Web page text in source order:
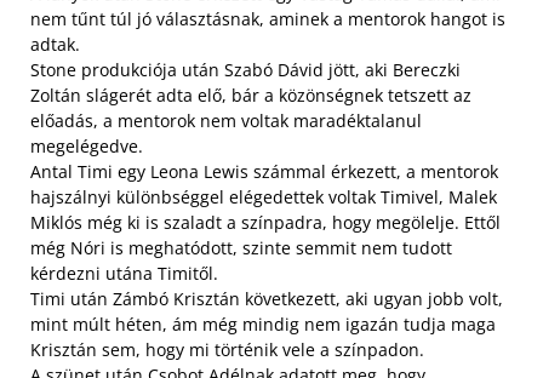
nem tűnt túl jó választásnak, aminek a mentorok hangot is
adtak.
Stone produkciója után Szabó Dávid jött, aki Bereczki
Zoltán slágerét adta elő, bár a közönségnek tetszett az
előadás, a mentorok nem voltak maradéktalanul
megelégedve.
Antal Timi egy Leona Lewis számmal érkezett, a mentorok
hajszálnyi különbséggel elégedettek voltak Timivel, Malek
Miklós még ki is szaladt a színpadra, hogy megölelje. Ettől
még Nóri is meghatódott, szinte semmit nem tudott
kérdezni utána Timitől.
Timi után Zámbó Krisztán következett, aki ugyan jobb volt,
mint múlt héten, ám még mindig nem igazán tudja maga
Krisztán sem, hogy mi történik vele a színpadon.